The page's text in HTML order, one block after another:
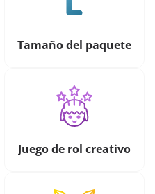
Tamaño del paquete
Juego de rol creativo